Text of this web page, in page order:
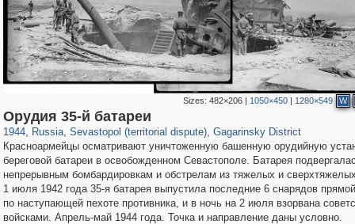
Sizes:482×206 | 1050×450 | 1280×549 W
Орудия 35-й батареи
1944, Russia
1,406,803 29,243
, Sevastopol (territorial dispute)
14,886 620
, Gagarinsky District
Красноармейцы осматривают уничтоженную башенную орудийную
береговой батареи в освобожденном Севастополе. Батарея
непрерывным бомбардировкам и обстрелам из тяжелых и
1 июля 1942 года 35-я батарея выпустила последние 6 снарядов
по наступающей пехоте противника, и в ночь на 2 июля взорвана
войсками. Апрель-май 1944 года. Точка и направление даны условно.